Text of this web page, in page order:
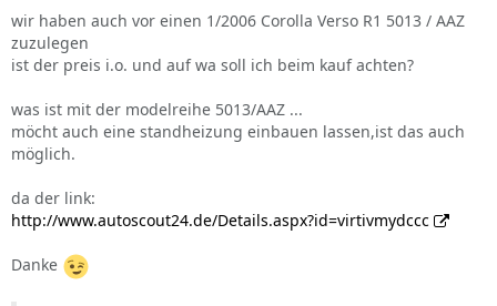
wir haben auch vor einen 1/2006 Corolla Verso R1 5013 / AAZ
zuzulegen
ist der preis i.o. und auf wa soll ich beim kauf achten?
was ist mit der modelreihe 5013/AAZ ...
möcht auch eine standheizung einbauen lassen,ist das auch
möglich.
da der link:
http://www.autoscout24.de/Details.aspx?id=virtivmydccc
Danke